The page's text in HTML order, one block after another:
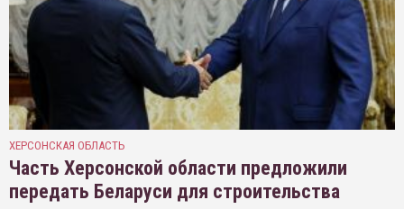
ХЕРСОНСКАЯ ОБЛАСТЬ
Часть Херсонской области предложили
передать Беларуси для строительства